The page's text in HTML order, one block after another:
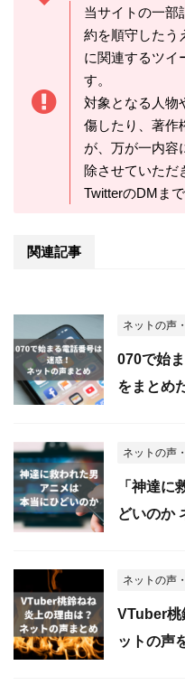
当サイトの一部
約を順守したう
に関連するツイ
す。
対象となる人物
傷したり、著作
が、万が一内容
除させていただ
TwitterのDMま
関連記事
ネットの声
070で始
をまとめ
ネットの声
「神達に
どいのか
ネットの声
VTuber桃
ットの声